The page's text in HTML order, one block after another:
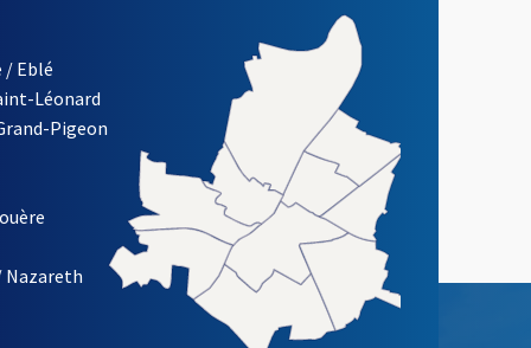
D'INFORMATION DE LA VILLE D'ANGERS
/ Eblé
Léonard
Pigeon
Nazareth